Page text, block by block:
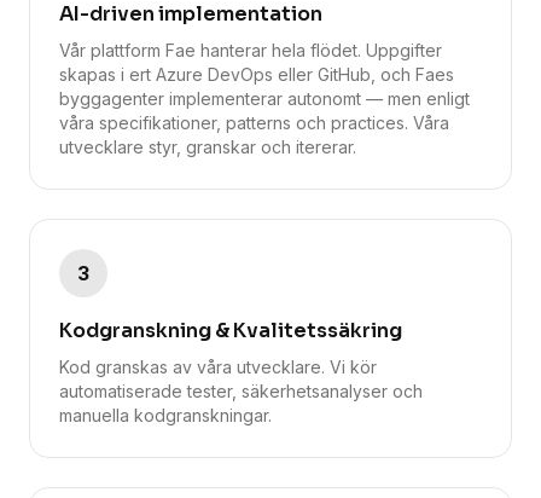
AI-driven implementation
Vår plattform Fae hanterar hela flödet. Uppgifter
skapas i ert Azure DevOps eller GitHub, och Faes
byggagenter implementerar autonomt — men enligt
våra specifikationer, patterns och practices. Våra
utvecklare styr, granskar och itererar.
3
Kodgranskning & Kvalitetssäkring
Kod granskas av våra utvecklare. Vi kör
automatiserade tester, säkerhetsanalyser och
manuella kodgranskningar.